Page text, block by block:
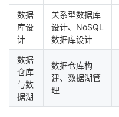
数据
库设
计
关系型数据库
设计、NoSQL
数据库设计
数据
仓库
与数
据湖
数据仓库构
建、数据湖管
理